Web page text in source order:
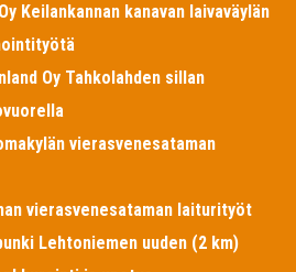
Keilankannan kanavan laivaväylän
Oy Tahkolahden sillan
vierasvenesataman
vierasvenesataman laiturityöt
Lehtoniemen uuden (2 km)